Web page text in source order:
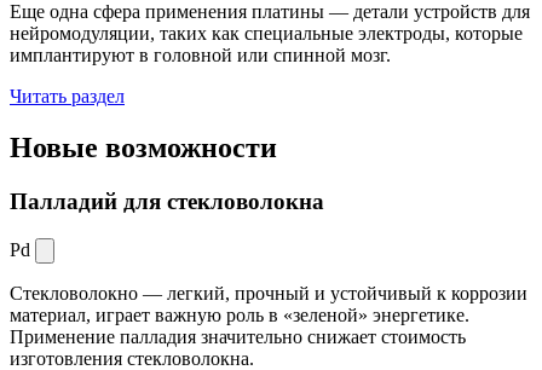
Еще одна сфера применения платины — детали устройств для
нейромодуляции, таких как специальные электроды, которые
имплантируют в головной или спинной мозг.
Читать раздел
Новые возможности
Палладий для стекловолокна
Pd
Стекловолокно — легкий, прочный и устойчивый к коррозии
материал, играет важную роль в «зеленой» энергетике.
Применение палладия значительно снижает стоимость
изготовления стекловолокна.